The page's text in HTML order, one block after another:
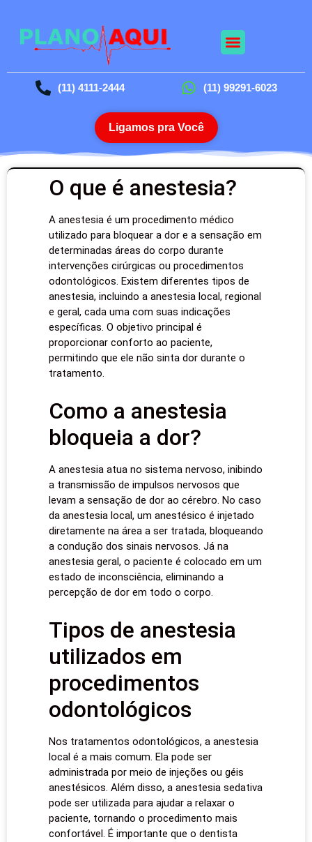
(11) 4111-2444 (11) 99291-6023
Ligamos pra Você
O que é anestesia?
A anestesia é um procedimento médico
utilizado para bloquear a dor e a sensação em
determinadas áreas do corpo durante
intervenções cirúrgicas ou procedimentos
odontológicos. Existem diferentes tipos de
anestesia, incluindo a anestesia local, regional
e geral, cada uma com suas indicações
específicas. O objetivo principal é
proporcionar conforto ao paciente,
permitindo que ele não sinta dor durante o
tratamento.
Como a anestesia
bloqueia a dor?
A anestesia atua no sistema nervoso, inibindo
a transmissão de impulsos nervosos que
levam a sensação de dor ao cérebro. No caso
da anestesia local, um anestésico é injetado
diretamente na área a ser tratada, bloqueando
a condução dos sinais nervosos. Já na
anestesia geral, o paciente é colocado em um
estado de inconsciência, eliminando a
percepção de dor em todo o corpo.
Tipos de anestesia
utilizados em
procedimentos
odontológicos
Nos tratamentos odontológicos, a anestesia
local é a mais comum. Ela pode ser
administrada por meio de injeções ou géis
anestésicos. Além disso, a anestesia sedativa
pode ser utilizada para ajudar a relaxar o
paciente, tornando o procedimento mais
confortável. É importante que o dentista